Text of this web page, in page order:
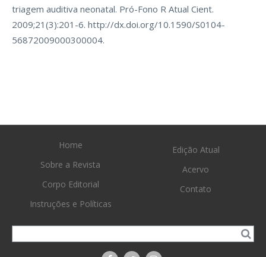
triagem auditiva neonatal. Pró-Fono R Atual Cient.
2009;21(3):201-6. http://dx.doi.org/10.1590/S0104-
56872009000300004.
Home
Sobre a Revista
Corpo Editorial
Instruções e Políticas
Edição Atual
Acervo
Contato